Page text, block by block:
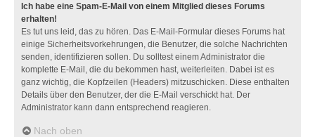
Ich habe eine Spam-E-Mail von einem Mitglied dieses Forums
erhalten!
Es tut uns leid, das zu hören. Das E-Mail-Formular dieses Forums hat
einige Sicherheitsvorkehrungen, die Benutzer, die solche Nachrichten
senden, identifizieren sollen. Du solltest einem Administrator die
komplette E-Mail, die du bekommen hast, weiterleiten. Dabei ist es
ganz wichtig, die Kopfzeilen (Headers) mitzuschicken. Diese enthalten
Details über den Benutzer, der die E-Mail verschickt hat. Der
Administrator kann dann entsprechend reagieren.
Nach oben